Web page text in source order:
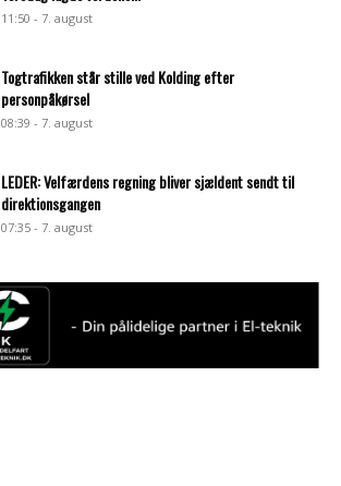
11:50 - 7. august
Togtrafikken står stille ved Kolding efter
personpåkørsel
08:39 - 7. august
LEDER: Velfærdens regning bliver sjældent sendt til
direktionsgangen
07:35 - 7. august